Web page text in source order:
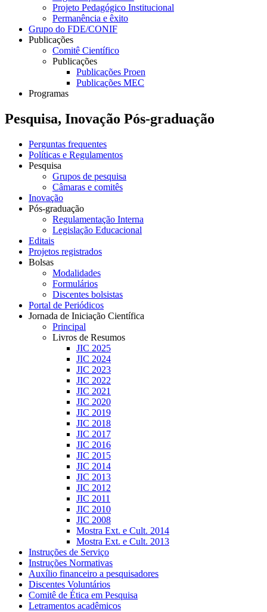
Projeto Pedagógico Institucional
Permanência e êxito
Grupo do FDE/CONIF
Publicações
Comitê Científico
Publicações
Publicações Proen
Publicações MEC
Programas
Pesquisa, Inovação Pós-graduação
Perguntas frequentes
Políticas e Regulamentos
Pesquisa
Grupos de pesquisa
Câmaras e comitês
Inovação
Pós-graduação
Regulamentação Interna
Legislação Educacional
Editais
Projetos registrados
Bolsas
Modalidades
Formulários
Discentes bolsistas
Portal de Periódicos
Jornada de Iniciação Científica
Principal
Livros de Resumos
JIC 2025
JIC 2024
JIC 2023
JIC 2022
JIC 2021
JIC 2020
JIC 2019
JIC 2018
JIC 2017
JIC 2016
JIC 2015
JIC 2014
JIC 2013
JIC 2012
JIC 2011
JIC 2010
JIC 2008
Mostra Ext. e Cult. 2014
Mostra Ext. e Cult. 2013
Instruções de Serviço
Instruções Normativas
Auxílio financeiro a pesquisadores
Discentes Voluntários
Comitê de Ética em Pesquisa
Letramentos acadêmicos